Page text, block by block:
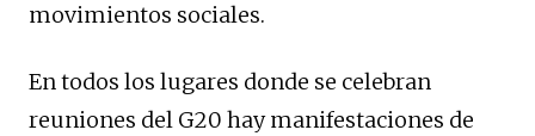
movimientos sociales.
En todos los lugares donde se celebran
reuniones del G20 hay manifestaciones de